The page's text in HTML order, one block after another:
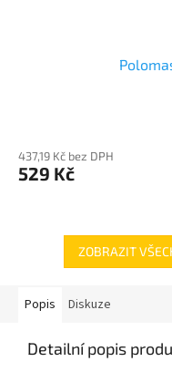
437,19 Kč bez DPH
529 Kč
ZOBRAZIT
Popis Diskuze
Detailní popis